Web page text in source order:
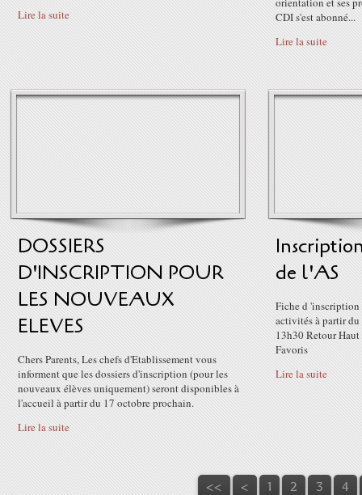
Lire la suite
CDI s'est abonné...
Lire la suite
DOSSIERS
D'INSCRIPTION POUR
LES NOUVEAUX
ELEVES
Chers Parents, Les chefs d'Etablissement vous
informent que les dossiers d'inscription (pour les
nouveaux élèves uniquement) seront disponibles à
l'accueil à partir du 17 octobre prochain.
Lire la suite
de l'AS
Fiche d
activités à partir
13h30 Retour
Favoris
Lire la suite
<< < 1 2 3 4